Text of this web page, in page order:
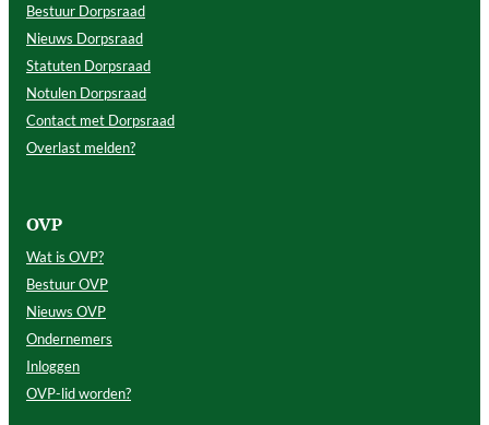
Bestuur Dorpsraad
Nieuws Dorpsraad
Statuten Dorpsraad
Notulen Dorpsraad
Contact met Dorpsraad
Overlast melden?
OVP
Wat is OVP?
Bestuur OVP
Nieuws OVP
Ondernemers
Inloggen
OVP-lid worden?